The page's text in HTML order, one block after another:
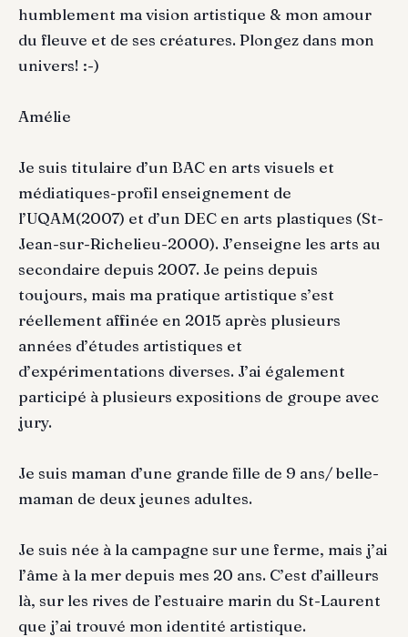
humblement ma vision artistique & mon amour
du fleuve et de ses créatures. Plongez dans mon
univers! :-)
Amélie
Je suis titulaire d’un BAC en arts visuels et
médiatiques-profil enseignement de
l’UQAM(2007) et d’un DEC en arts plastiques (St-
Jean-sur-Richelieu-2000). J’enseigne les arts au
secondaire depuis 2007. Je peins depuis
toujours, mais ma pratique artistique s’est
réellement affinée en 2015 après plusieurs
années d’études artistiques et
d’expérimentations diverses. J’ai également
participé à plusieurs expositions de groupe avec
jury.
Je suis maman d’une grande fille de 9 ans/ belle-
maman de deux jeunes adultes.
Je suis née à la campagne sur une ferme, mais j’ai
l’âme à la mer depuis mes 20 ans. C’est d’ailleurs
là, sur les rives de l’estuaire marin du St-Laurent
que j’ai trouvé mon identité artistique.